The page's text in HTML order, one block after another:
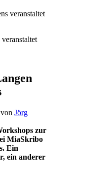
von Jörg
zur
MiaSkribo
Ein
ein anderer